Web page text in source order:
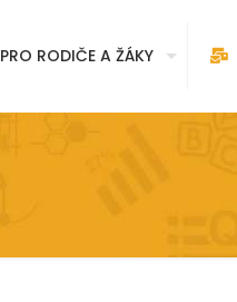
PRO RODIČE A ŽÁKY